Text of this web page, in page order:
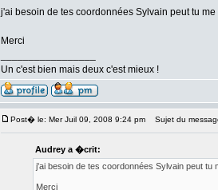
j'ai besoin de tes coordonnées Sylvain peut tu
Merci
Un c'est bien mais deux c'est mieux !
Post� le: Mer Juil 09, 2008 9:24 pm Sujet du
Audrey a �crit:
j'ai besoin de tes coordonnées Sylvain peut tu
Merci